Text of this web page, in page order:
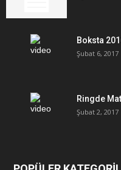
Boksta
Şubat 6, 2017
Ringde
Şubat 2, 2017